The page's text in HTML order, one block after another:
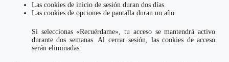
Las cookies de inicio de sesión duran dos días.
Las cookies de opciones de pantalla duran un año.
Si seleccionas «Recuérdame», tu acceso se mantendrá activo
durante dos semanas. Al cerrar sesión, las cookies de acceso
serán eliminadas.